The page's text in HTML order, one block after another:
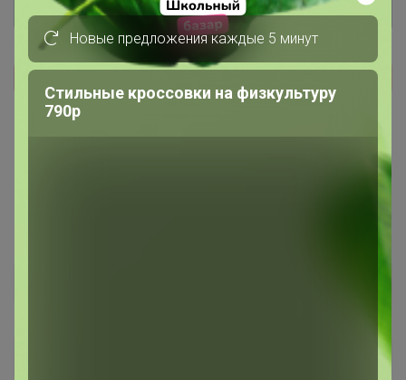
Новые предложения каждые 5 минут
Стильные кроссовки на физкультуру
790р